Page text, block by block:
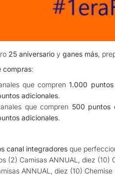
25 aniversario y ganes más,
compras:
que compren1.000
adicionales.
que compren 500 puntos
adicionales.
canal integradoresque
(2) Camisas ANNUAL, diez (10)
ANNUAL, diez (10)